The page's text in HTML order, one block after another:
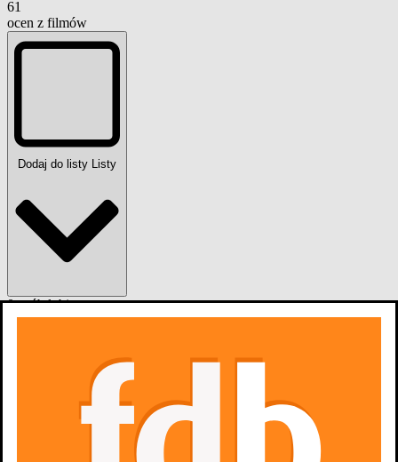
61
ocen z filmów
Dodaj do listy Listy
0 osób lubi